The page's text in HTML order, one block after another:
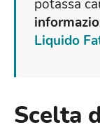
potassa
Liquido
Scelta